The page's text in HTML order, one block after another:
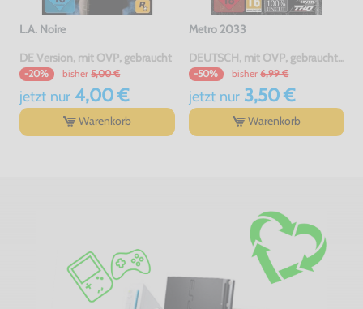
L.A. Noire
DE Version, mit OVP, gebraucht
-20% bisher 5,00 €
jetzt nur4,00 €
Warenkorb
Metro 2033
DEUTSCH, mit OVP, gebraucht, USK18
-50% bisher 6,99 €
jetzt nur3,50 €
Warenkorb